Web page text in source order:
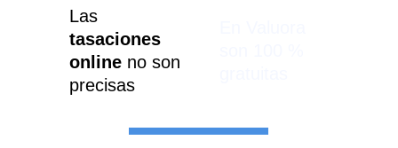
Las
tasaciones
online no son
precisas